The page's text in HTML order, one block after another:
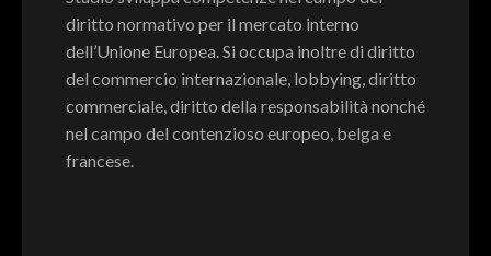
diritto normativo per il mercato interno
dell’Unione Europea. Si occupa inoltre di diritto
del commercio internazionale, lobbying, diritto
commerciale, diritto della responsabilità nonché
nel campo del contenzioso europeo, belga e
francese.